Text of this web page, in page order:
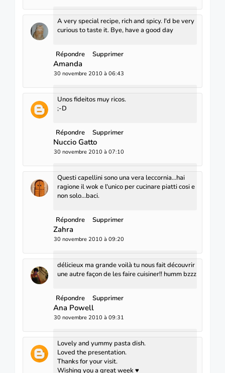
A very special recipe, rich and spicy. I'd be very
curious to taste it. Bye, have a good day
Répondre Supprimer
Amanda
30 novembre 2010 à 06:43
Unos fideitos muy ricos.
;-D
Répondre Supprimer
Nuccio Gatto
30 novembre 2010 à 07:10
Questi capellini sono una vera leccornia...hai
ragione il wok e l'unico per cucinare piatti cosi e
non solo...baci.
Répondre Supprimer
Zahra
30 novembre 2010 à 09:20
délicieux ma grande voilà tu nous fait découvrir
une autre façon de les faire cuisiner!! humm bzzz
Répondre Supprimer
Ana Powell
30 novembre 2010 à 09:31
Lovely and yummy pasta dish.
Loved the presentation.
Thanks for your visit.
Wishing you a great week ♥